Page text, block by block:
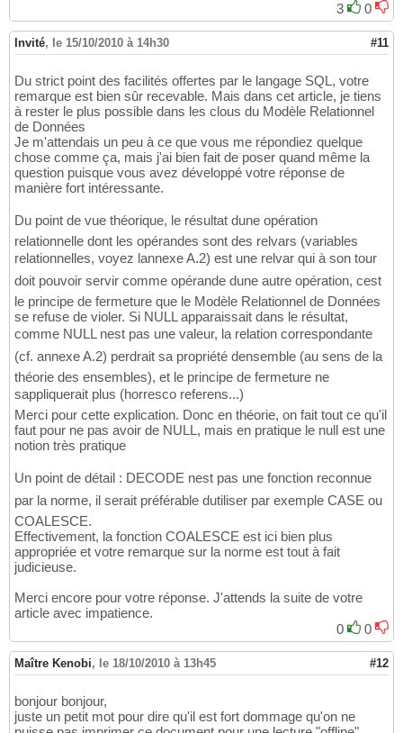
3 0
Invité, le 15/10/2010 à 14h30 #11
Du strict point des facilités offertes par le langage SQL, votre
remarque est bien sûr recevable. Mais dans cet article, je tiens
à rester le plus possible dans les clous du Modèle Relationnel
de Données
Je m'attendais un peu à ce que vous me répondiez quelque
chose comme ça, mais j'ai bien fait de poser quand même la
question puisque vous avez développé votre réponse de
manière fort intéressante.
Du point de vue théorique, le résultat dune opération
relationnelle dont les opérandes sont des relvars (variables
relationnelles, voyez lannexe A.2) est une relvar qui à son tour
doit pouvoir servir comme opérande dune autre opération, cest
le principe de fermeture que le Modèle Relationnel de Données
se refuse de violer. Si NULL apparaissait dans le résultat,
comme NULL nest pas une valeur, la relation correspondante
(cf. annexe A.2) perdrait sa propriété densemble (au sens de la
théorie des ensembles), et le principe de fermeture ne
sappliquerait plus (horresco referens...)
Merci pour cette explication. Donc en théorie, on fait tout ce qu'il
faut pour ne pas avoir de NULL, mais en pratique le null est une
notion très pratique
Un point de détail : DECODE nest pas une fonction reconnue
par la norme, il serait préférable dutiliser par exemple CASE ou
COALESCE.
Effectivement, la fonction COALESCE est ici bien plus
appropriée et votre remarque sur la norme est tout à fait
judicieuse.
Merci encore pour votre réponse. J'attends la suite de votre
article avec impatience.
0
0
Maître Kenobi, le 18/10/2010 à 13h45 #12
bonjour bonjour,
juste un petit mot pour dire qu'il est fort dommage qu'on ne